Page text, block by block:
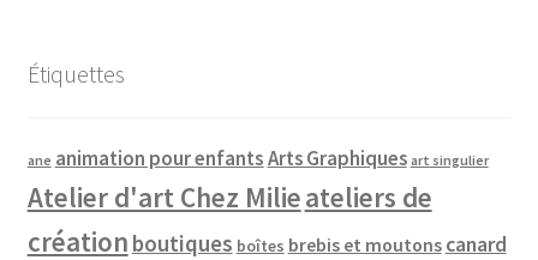
Étiquettes
ane animation pour enfantsArts Graphiques art singulier
Atelier d'art Chez Milieateliers de
création boutiques boîtes brebis et moutons canard